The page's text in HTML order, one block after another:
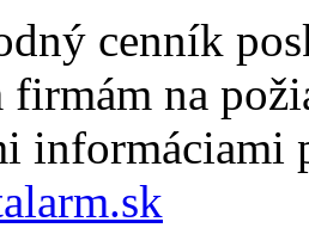
cenník
firmám na
informáciami